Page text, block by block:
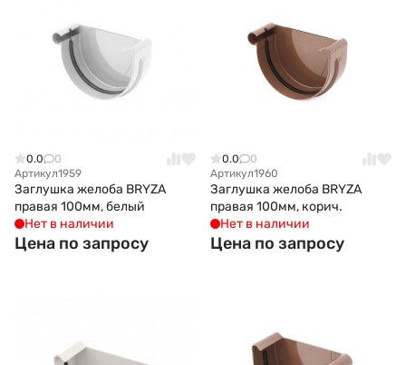
0.0
0
Артикул1959
Заглушка желоба BRYZA
правая 100мм, белый
Нет в наличии
Цена по запросу
0.0
0
Артикул1960
Заглушка желоба BRYZA
правая 100мм, корич.
Нет в наличии
Цена по запросу